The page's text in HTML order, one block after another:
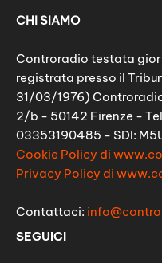
CHI SIAMO
Controradio testata
registrata presso il
31/03/1976)
2/b - 50142 Firenze -
03353190485 - SDI:
Cookie Policy di
Privacy Policy di
Contattaci:
SEGUICI